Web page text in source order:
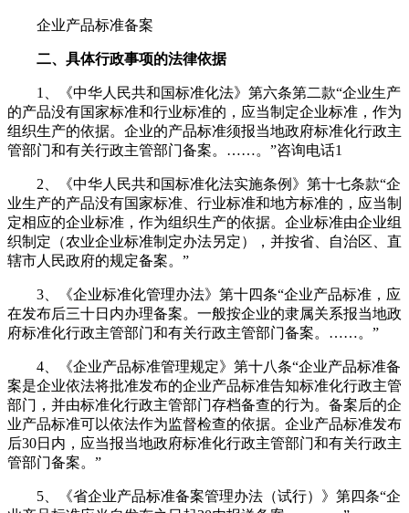
企业产品标准备案
二、具体行政事项的法律依据
1、《中华人民共和国标准化法》第六条第二款“企业生产
的产品没有国家标准和行业标准的，应当制定企业标准，作为
组织生产的依据。企业的产品标准须报当地政府标准化行政主
管部门和有关行政主管部门备案。……。”咨询电话1
2、《中华人民共和国标准化法实施条例》第十七条款“企
业生产的产品没有国家标准、行业标准和地方标准的，应当制
定相应的企业标准，作为组织生产的依据。企业标准由企业组
织制定（农业企业标准制定办法另定），并按省、自治区、直
辖市人民政府的规定备案。”
3、《企业标准化管理办法》第十四条“企业产品标准，应
在发布后三十日内办理备案。一般按企业的隶属关系报当地政
府标准化行政主管部门和有关行政主管部门备案。……。”
4、《企业产品标准管理规定》第十八条“企业产品标准备
案是企业依法将批准发布的企业产品标准告知标准化行政主管
部门，并由标准化行政主管部门存档备查的行为。备案后的企
业产品标准可以依法作为监督检查的依据。企业产品标准发布
后30日内，应当报当地政府标准化行政主管部门和有关行政主
管部门备案。”
5、《省企业产品标准备案管理办法（试行）》第四条“企